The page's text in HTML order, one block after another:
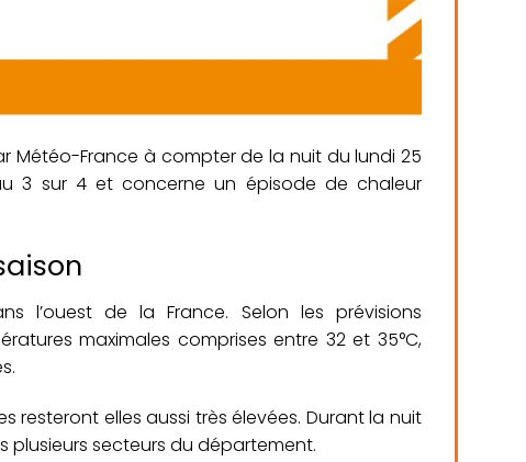
Météo-France à compter de la nuit du lundi 25
3 sur 4 et concerne un épisode de chaleur
l’ouest de la France. Selon les prévisions
maximales comprises entre 32 et 35°C,
resteront elles aussi très élevées. Durant la nuit
plusieurs secteurs du département.